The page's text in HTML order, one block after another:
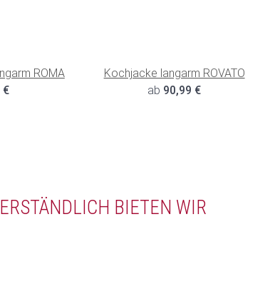
ROMA
€
Kochjacke langarm ROVATO
ab 90,99 €
BIETEN WIR